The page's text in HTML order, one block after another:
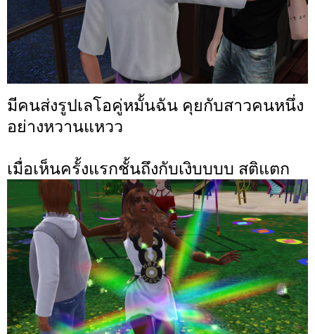
มีคนส่งรูปเลโอคู่หมั้นฉัน คุยกับสาวคนหนึ่ง
อย่างหวานแหวว
เมื่อเห็นครั้งแรกชั้นถึงกับเงิบบบบ สติแตก